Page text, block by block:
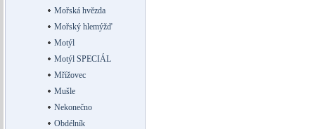
Mořská hvězda
Mořský hlemýžď
Motýl
Motýl SPECIÁL
Mřížovec
Mušle
Nekonečno
Obdélník